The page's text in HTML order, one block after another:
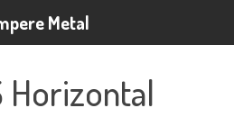
Horizontal
Metal